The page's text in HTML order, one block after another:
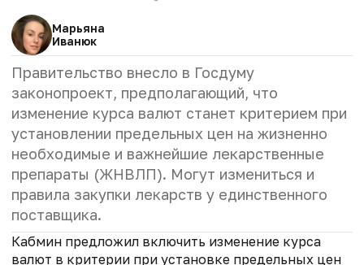
Марьяна
Иванюк
Правительство внесло в Госдуму
законопроект, предполагающий, что
изменение курса валют станет критерием при
установлении предельных цен на жизненно
необходимые и важнейшие лекарственные
препараты (ЖНВЛП). Могут измениться и
правила закупки лекарств у единственного
поставщика.
Кабмин предложил включить изменение курса
валют в критерии при установке предельных цен